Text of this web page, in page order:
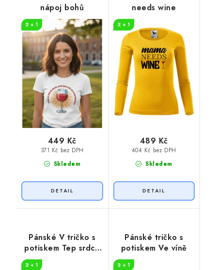
nápoj bohů
2 + 1
Skladem
371 Kč bez DPH
449 Kč
needs wine
2 + 1
Skladem
404 Kč bez DPH
489 Kč
Pánské V tričko s
potiskem Tep srdce
2 + 1
Pánské tričko s
potiskem Ve víně
2 + 1